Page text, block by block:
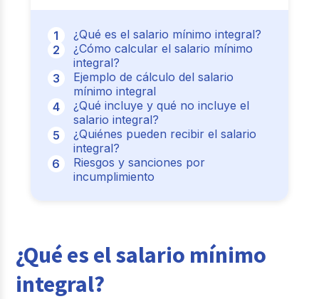
¿Qué es el salario mínimo integral?
¿Cómo calcular el salario mínimo
integral?
Ejemplo de cálculo del salario
mínimo integral
¿Qué incluye y qué no incluye el
salario integral?
¿Quiénes pueden recibir el salario
integral?
Riesgos y sanciones por
incumplimiento
¿Qué es el salario mínimo
integral?